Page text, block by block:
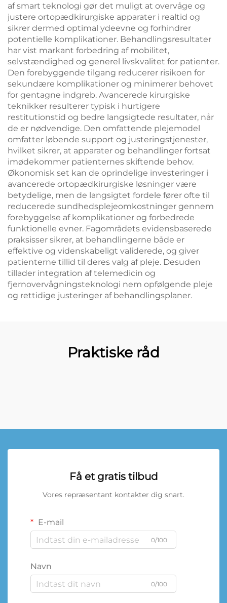
af smart teknologi gør det muligt at overvåge og
justere ortopædkirurgiske apparater i realtid og
sikrer dermed optimal ydeevne og forhindrer
potentielle komplikationer. Behandlingsresultater
har vist markant forbedring af mobilitet,
selvstændighed og generel livskvalitet for patienter.
Den forebyggende tilgang reducerer risikoen for
sekundære komplikationer og minimerer behovet
for gentagne indgreb. Avancerede kirurgiske
teknikker resulterer typisk i hurtigere
restitutionstid og bedre langsigtede resultater, når
de er nødvendige. Den omfattende plejemodel
omfatter løbende support og justeringstjenester,
hvilket sikrer, at apparater og behandlinger fortsat
imødekommer patienternes skiftende behov.
Økonomisk set kan de oprindelige investeringer i
avancerede ortopædkirurgiske løsninger være
betydelige, men de langsigtet fordele fører ofte til
reducerede sundhedsplejeomkostninger gennem
forebyggelse af komplikationer og forbedrede
funktionelle evner. Fagområdets evidensbaserede
praksisser sikrer, at behandlingerne både er
effektive og videnskabeligt validerede, og giver
patienterne tillid til deres valg af pleje. Desuden
tillader integration af telemedicin og
fjernovervågningsteknologi nem opfølgende pleje
og rettidige justeringer af behandlingsplaner.
Praktiske råd
Få et gratis tilbud
Vores repræsentant kontakter dig snart.
E-mail
0/100
Navn
0/100